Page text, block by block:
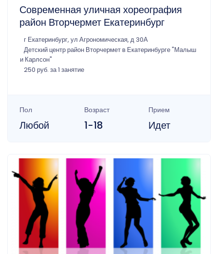
Современная уличная хореография
район Вторчермет Екатеринбург
г Екатеринбург, ул Агрономическая, д 30А
Детский центр район Вторчермет в Екатеринбурге "Малыш
и Карлсон"
250 руб. за 1 занятие
Пол
Любой
Возраст
1-18
Прием
Идет